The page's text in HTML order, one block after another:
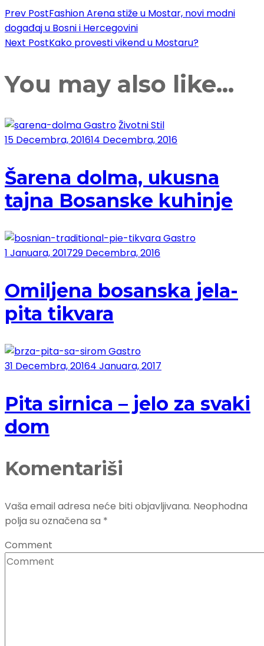
Prev PostFashion Arena stiže u Mostar, novi modni
događaj u Bosni i Hercegovini
Next PostKako provesti vikend u Mostaru?
You may also like...
GastroŽivotni Stil
15 Decembra, 201614 Decembra, 2016
Šarena dolma, ukusna
tajna Bosanske kuhinje
Gastro
1 Januara, 201729 Decembra, 2016
Omiljena bosanska jela-
pita tikvara
Gastro
31 Decembra, 20164 Januara, 2017
Pita sirnica – jelo za svaki
dom
Komentariši
Vaša email adresa neće biti objavljivana. Neophodna
polja su označena sa *
Comment